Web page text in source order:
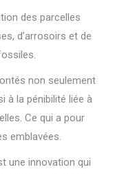
des parcelles
d’arrosoirs et de
non seulement
à la pénibilité liée à
Ce qui a pour
emblavées.
une innovation qui